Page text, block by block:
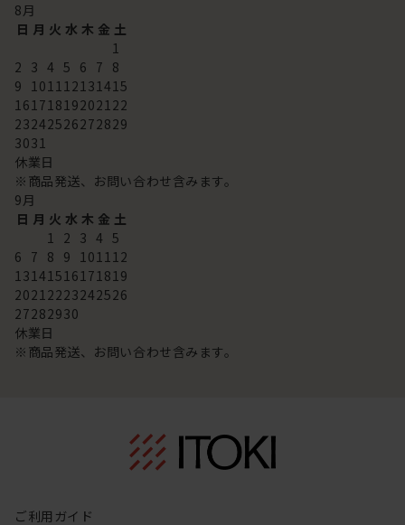
8月
日 月 火 水 木 金 土
1
2 3 4 5 6 7 8
9 101112131415
16171819202122
23242526272829
3031
休業日
※商品発送、お問い合わせ含みます。
9月
日 月 火 水 木 金 土
1 2 3 4 5
6 7 8 9 101112
13141516171819
20212223242526
27282930
休業日
※商品発送、お問い合わせ含みます。
ご利用ガイド